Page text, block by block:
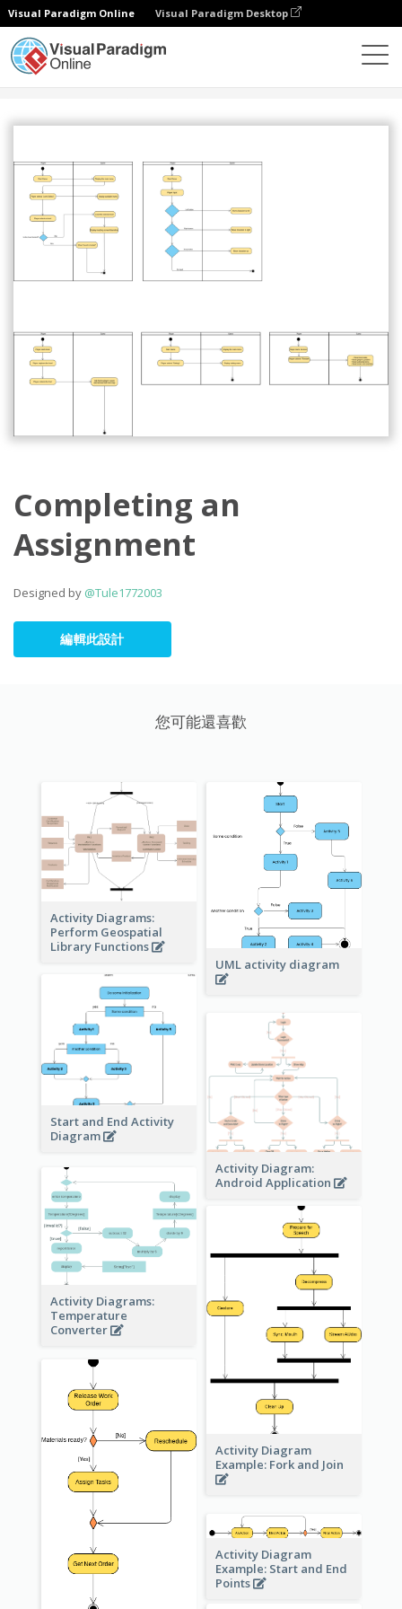
Visual Paradigm Online Visual Paradigm Desktop
Completing an
Assignment
Designed by @Tule1772003
編輯此設計
您可能還喜歡
Activity Diagrams:
Perform Geospatial
Library Functions
UML activity diagram
Start and End Activity
Diagram
Activity Diagram:
Android Application
Activity Diagrams:
Temperature
Converter
Activity Diagram
Example: Fork and Join
Activity Diagram
Example: Start and End
Points